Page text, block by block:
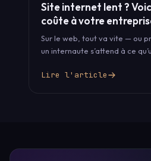
Site internet lent ?
coûte à votre
Sur le web, tout va vite — ou
un internaute s’attend à ce
Lire l'article